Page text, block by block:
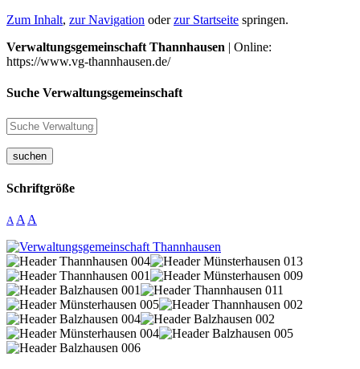
Zum Inhalt, zur Navigation oderzur Startseite springen.
Verwaltungsgemeinschaft Thannhausen | Online:
https://www.vg-thannhausen.de/
Suche Verwaltungsgemeinschaft
suchen
Schriftgröße
A A A